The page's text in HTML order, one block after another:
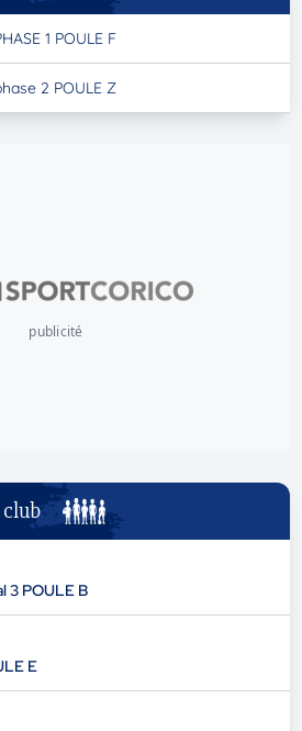
1 POULE F
2 POULE Z
publicité
club
3 POULE B
E